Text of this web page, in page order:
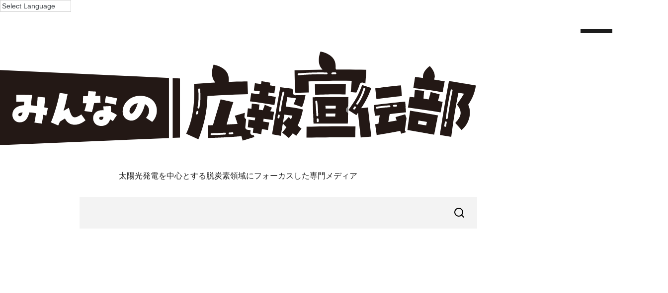
太陽光発電を中心とする脱炭素領域にフォーカスした専門メディア